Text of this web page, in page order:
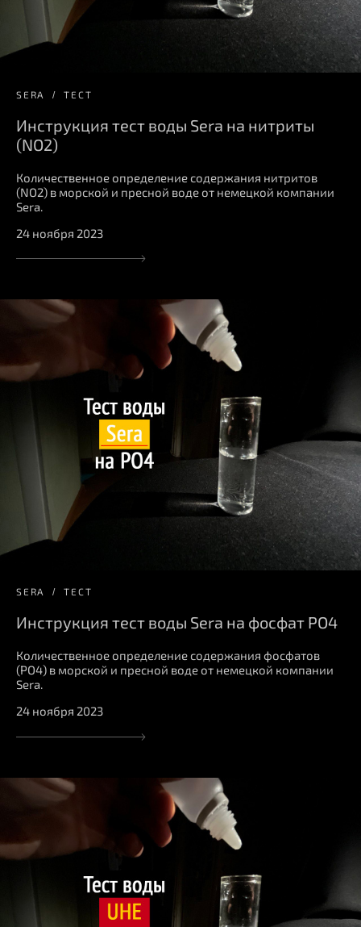
SERA ТЕСТ
Инструкция тест воды Sera на нитриты
(NO2)
Количественное определение содержания нитритов
(NO2) в морской и пресной воде от немецкой компании
Sera.
24 ноября 2023
SERA ТЕСТ
Инструкция тест воды Sera на фосфат PO4
Количественное определение содержания фосфатов
(PO4) в морской и пресной воде от немецкой компании
Sera.
24 ноября 2023